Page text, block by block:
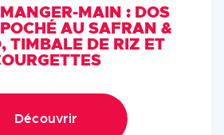
MAIN : DOS
AU SAFRAN &
TIMBALE DE RIZ ET
Découvrir